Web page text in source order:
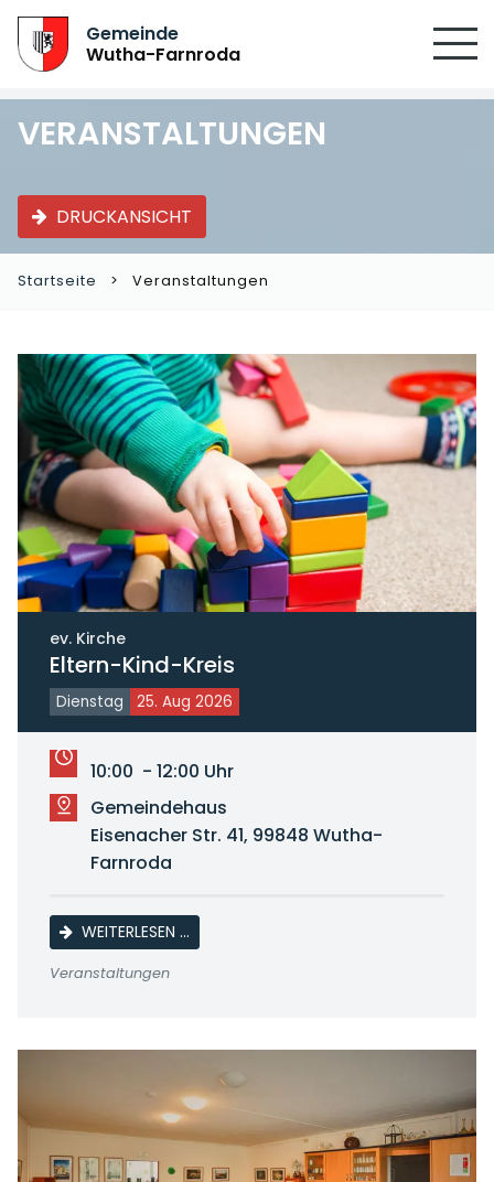
Gemeinde
Wutha-Farnroda
VERANSTALTUNGEN
DRUCKANSICHT
Startseite Veranstaltungen
ev. Kirche
Eltern-Kind-Kreis
Dienstag 25. Aug 2026
10:00 - 12:00 Uhr
Gemeindehaus
Eisenacher Str. 41, 99848 Wutha-
Farnroda
WEITERLESEN …ELTERN-KIND-KREIS
Veranstaltungen